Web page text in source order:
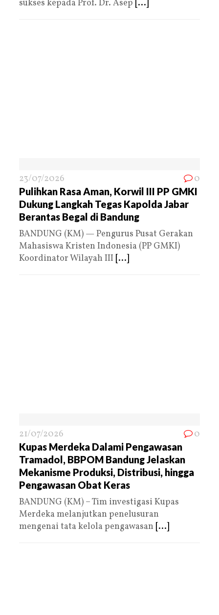
sukses kepada Prof. Dr. Asep [...]
23/07/2026 0
Pulihkan Rasa Aman, Korwil III PP GMKI
Dukung Langkah Tegas Kapolda Jabar
Berantas Begal di Bandung
BANDUNG (KM) — Pengurus Pusat Gerakan
Mahasiswa Kristen Indonesia (PP GMKI)
Koordinator Wilayah III [...]
21/07/2026 0
Kupas Merdeka Dalami Pengawasan
Tramadol, BBPOM Bandung Jelaskan
Mekanisme Produksi, Distribusi, hingga
Pengawasan Obat Keras
BANDUNG (KM) – Tim investigasi Kupas
Merdeka melanjutkan penelusuran
mengenai tata kelola pengawasan [...]